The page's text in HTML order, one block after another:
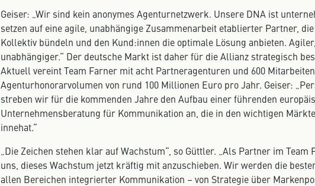
Geiser: „Wir sind kein anonymes Agenturnetzwerk. Unsere DNA ist
setzen auf eine agile, unabhängige Zusammenarbeit etablierter Partner,
Kollektiv bündeln und den Kund:innen die optimale Lösung anbieten.
unabhängiger.“ Der deutsche Markt ist daher für die Allianz strategisch
Aktuell vereint Team Farner mit acht Partneragenturen und 600
Agenturhonorarvolumen von rund 100 Millionen Euro pro Jahr. Geiser:
streben wir für die kommenden Jahre den Aufbau einer führenden
Unternehmensberatung für Kommunikation an, die in den wichtigen
innehat.“
„Die Zeichen stehen klar auf Wachstum“, so Güttler. „Als Partner im
uns, dieses Wachstum jetzt kräftig mit anzuschieben. Wir werden die
allen Bereichen integrierter Kommunikation – von Strategie über